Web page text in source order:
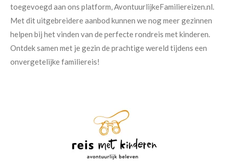
toegevoegd aan ons platform, AvontuurlijkeFamiliereizen.nl.
Met dit uitgebreidere aanbod kunnen we nog meer gezinnen
helpen bij het vinden van de perfecte rondreis met kinderen.
Ontdek samen met je gezin de prachtige wereld tijdens een
onvergetelijke familiereis!